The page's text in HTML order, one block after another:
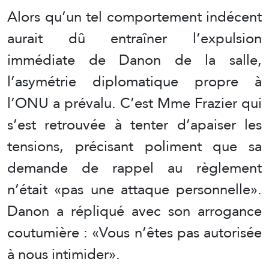
Alors qu’un tel comportement indécent
aurait dû entraîner l’expulsion
immédiate de Danon de la salle,
l’asymétrie diplomatique propre à
l’ONU a prévalu. C’est Mme Frazier qui
s’est retrouvée à tenter d’apaiser les
tensions, précisant poliment que sa
demande de rappel au règlement
n’était «pas une attaque personnelle».
Danon a répliqué avec son arrogance
coutumière : «Vous n’êtes pas autorisée
à nous intimider».